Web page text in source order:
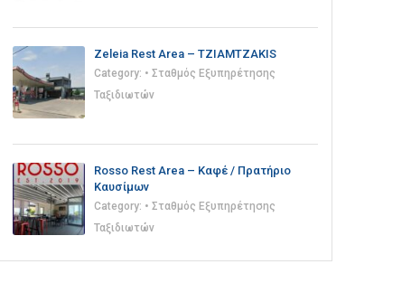
Zeleia Rest Area – TZIAMTZAKIS
Category: • Σταθμός Εξυπηρέτησης
Ταξιδιωτών
Rosso Rest Area – Καφέ / Πρατήριο
Καυσίμων
Category: • Σταθμός Εξυπηρέτησης
Ταξιδιωτών